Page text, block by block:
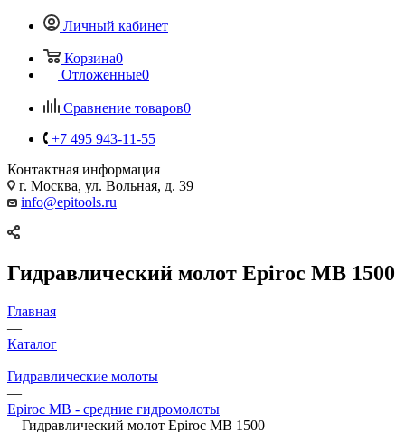
Личный кабинет
Корзина0
Отложенные0
Сравнение товаров0
+7 495 943-11-55
Контактная информация
г. Москва, ул. Вольная, д. 39
info@epitools.ru
Гидравлический молот Epiroc MB 1500
Главная
—
Каталог
—
Гидравлические молоты
—
Epiroc MB - средние гидромолоты
—Гидравлический молот Epiroc MB 1500